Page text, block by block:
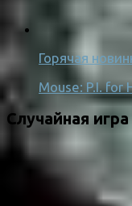
Горячая
Mouse: P.I. for
Случайная игра